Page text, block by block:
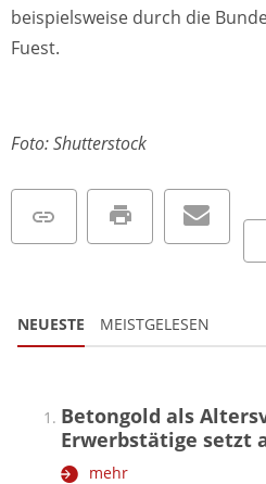
beispielsweise durch die
Fuest.
Foto: Shutterstock
NEUESTE MEISTGELESEN
Betongold als
Erwerbstätige setzt
mehr